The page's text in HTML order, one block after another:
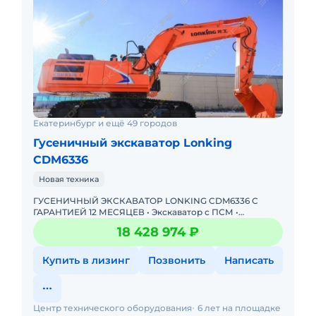
Екатеринбург и ещё 49 городов
Гусеничный экскаватор Lonking
CDM6336
Новая техника
ГУСЕНИЧНЫЙ ЭКСКАВАТОР LONKING CDM6336 С
ГАРАНТИЕЙ 12 МЕСЯЦЕВ • Экскаватор с ПСМ •
Доступна покупка в лизинг! Одобрение онлайн за 15
минут Полная предпр18 428 974 ₽
Купить в лизинг Позвонить Написать
Центр технического оборудования 6 лет на площадке